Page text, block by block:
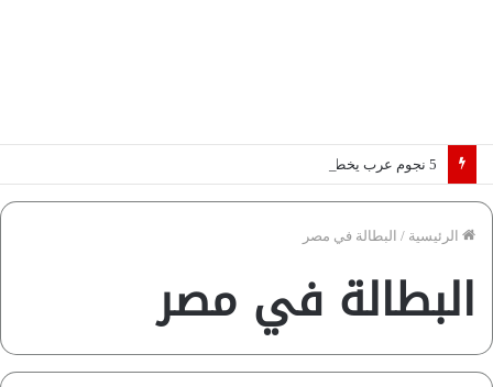
الرئيسية / البطالة في مصر
البطالة في مصر